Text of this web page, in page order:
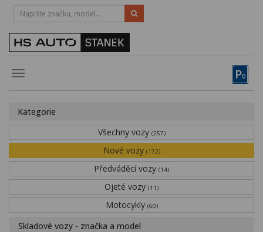
P0
Toggle
HOTLINE:
STRAKONICE-383 335 366
Obytné vozy
Financování
Novinky
Kategorie
Všechny vozy (257)
Nové vozy (172)
Předváděcí vozy (14)
Ojeté vozy (11)
Motocykly (60)
Skladové vozy - značka a model